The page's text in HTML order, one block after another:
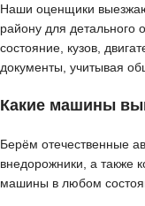
Наши оценщики
району для детального
состояние, кузов,
документы, учитывая
Какие машины
Берём отечественные
внедорожники, а также
машины в любом